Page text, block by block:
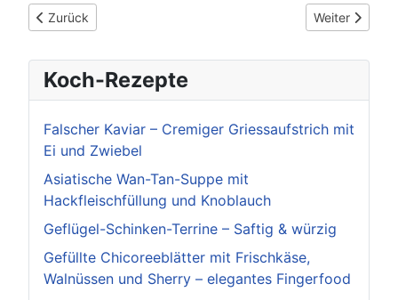
Vorheriger Beitrag: Musikverein Dürrn: Instrumentenkarussell
Zurück Nächster
Weiter
Koch-Rezepte
Falscher Kaviar – Cremiger Griessaufstrich mit
Ei und Zwiebel
Asiatische Wan-Tan-Suppe mit
Hackfleischfüllung und Knoblauch
Geflügel-Schinken-Terrine – Saftig & würzig
Gefüllte Chicoreeblätter mit Frischkäse,
Walnüssen und Sherry – elegantes Fingerfood